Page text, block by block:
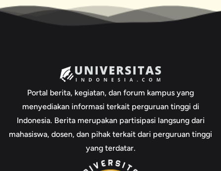
Portal berita, kegiatan, dan forum kampus yang
menyediakan informasi terkait perguruan tinggi di
Indonesia. Berita merupakan partisipasi langsung dari
mahasiswa, dosen, dan pihak terkait dari perguruan tinggi
yang terdatar.